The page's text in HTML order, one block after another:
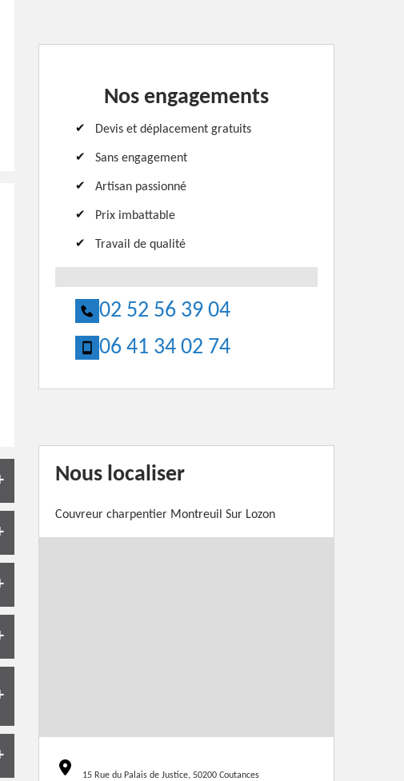
Nos engagements
Devis et déplacement gratuits
Sans engagement
Artisan passionné
Prix imbattable
Travail de qualité
02 52 56 39 04
06 41 34 02 74
Nous localiser
Couvreur charpentier Montreuil Sur Lozon
15 Rue du Palais de Justice, 50200 Coutances